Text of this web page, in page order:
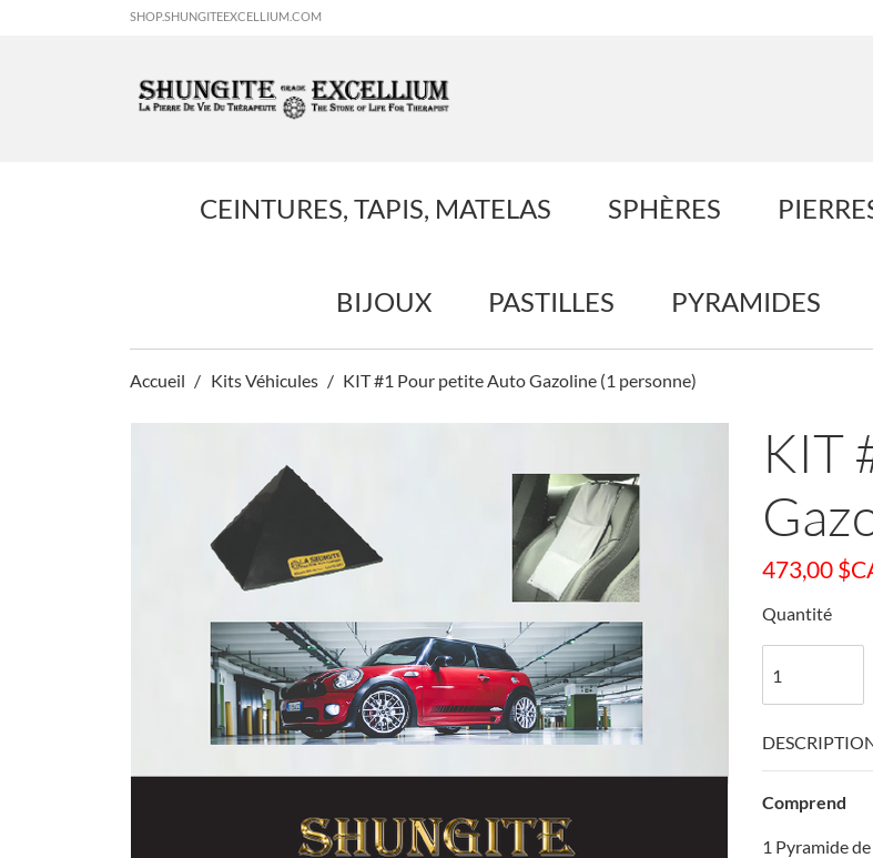
SHOP.SHUNGITEEXCELLIUM.COM
CEINTURES, TAPIS, MATELAS SPHÈRES
BIJOUX PASTILLES PYRAMIDES
Accueil Kits Véhicules KIT #1 Pour petite Auto Gazoline (1 personne)
KIT
473,00
Quantité
Comprend
1 Pyramide